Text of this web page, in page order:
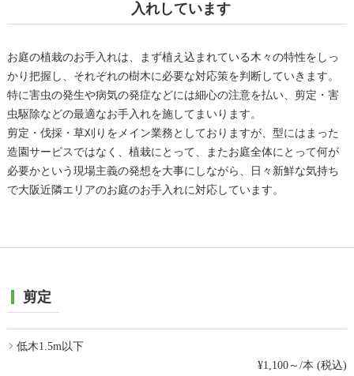
入れしています
お庭の植栽のお手入れは、まず植え込まれている木々の特性をしっ
かり把握し、それぞれの樹木に必要な対応策を判断していきます。
特に害虫の発生や病気の発症などには細心の注意を払い、剪定・害
虫駆除などの最適なお手入れを施してまいります。
剪定・伐採・草刈りをメイン業務としておりますが、型にはまった
造園サービスではなく、植栽にとって、またお庭全体にとって何が
必要かという現場主義の発想を大事にしながら、日々新鮮な気持ち
で大阪近隣エリアのお庭のお手入れに対応しています。
剪定
低木1.5m以下
¥1,100～/本 (税込)